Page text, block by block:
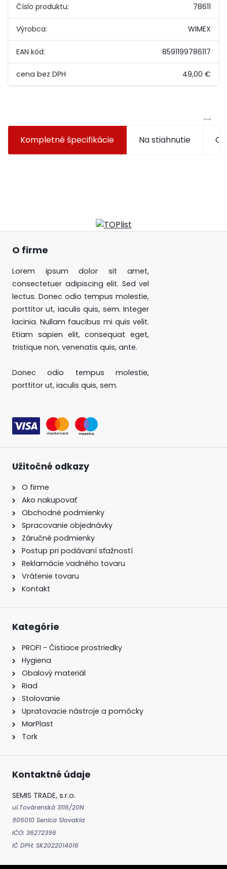
Číslo produktu: 78611
Výrobca: WIMEX
EAN kód: 8591199786117
49,00 €
Kompletné špecifikácie Na stiahnutie
O firme
Lorem ipsum dolor sit amet,
consectetuer adipiscing elit. Sed vel
lectus. Donec odio tempus molestie,
porttitor ut, iaculis quis, sem. Integer
lacinia. Nullam faucibus mi quis velit.
Etiam sapien elit, consequat eget,
tristique non, venenatis quis, ante.
Donec odio tempus molestie,
porttitor ut, iaculis quis, sem.
Užitočné odkazy
O firme
Ako nakupovať
Obchodné podmienky
Spracovanie objednávky
Záručné podmienky
Postup pri podávaní sťažností
Reklamácie vadného tovaru
Vrátenie tovaru
Kontakt
Kategórie
PROFI - Čistiace prostriedky
Hygiena
Obalový materiál
Riad
Stolovanie
Upratovacie nástroje a pomôcky
MarPlast
Tork
Kontaktné údaje
SEMIS TRADE, s.r.o.
ul.Továrenská 3116/20N
905010 Senica Slovakia
IČO: 36272396
IČ DPH: SK2022014016